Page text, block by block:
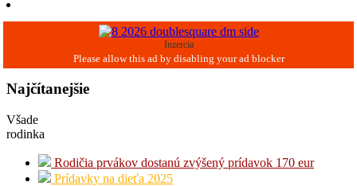
Inzercia
Najčítanejšie
Všade
rodinka
Rodičia prvákov dostanú zvýšený prídavok 170 eur
Prídavky na dieťa 2025